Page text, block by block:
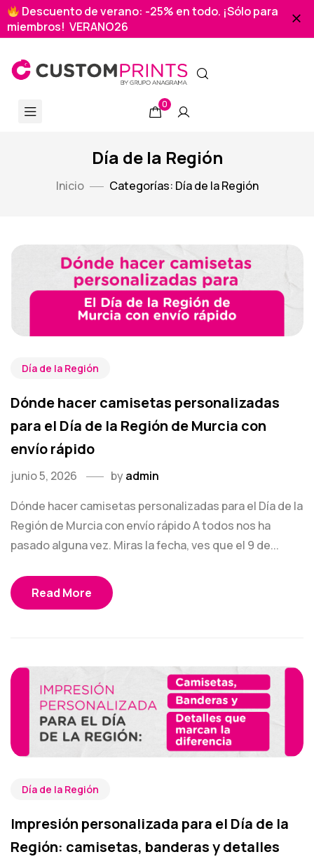
Descuento de verano: -25% en todo. ¡Sólo para
miembros! VERANO26
0
Día de la Región
Inicio Categorías: Día de la Región
Día de la Región
Dónde hacer camisetas personalizadas
para el Día de la Región de Murcia con
envío rápido
junio 5, 2026 byadmin
Dónde hacer camisetas personalizadas para el Día de la
Región de Murcia con envío rápido A todos nos ha
pasado alguna vez. Miras la fecha, ves que el 9 de...
Read More
Día de la Región
Impresión personalizada para el Día de la
Región: camisetas, banderas y detalles